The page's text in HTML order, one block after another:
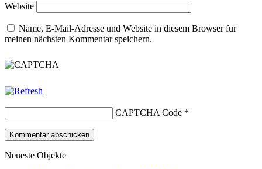
Website
Name, E-Mail-Adresse und Website in diesem Browser für
meinen nächsten Kommentar speichern.
CAPTCHA Code *
Neueste Objekte